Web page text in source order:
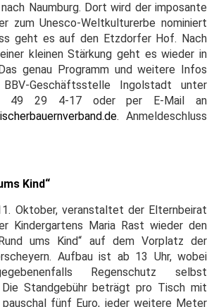
Naumburg. Dort wird der imposante
zum Unesco-Weltkulturerbe nominiert
geht es auf den Etzdorfer Hof. Nach
kleinen Stärkung geht es wieder in
genau Programm und weitere Infos
Geschäftsstelle Ingolstadt unter
49 29 4-17 oder per E-Mail an
. Anmeldeschluss
Kind“
Oktober, veranstaltet der Elternbeirat
Kindergartens Maria Rast wieder den
ums Kind“ auf dem Vorplatz der
Aufbau ist ab 13 Uhr, wobei
Regenschutz selbst
Die Standgebühr beträgt pro Tisch mit
fünf Euro, jeder weitere Meter